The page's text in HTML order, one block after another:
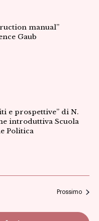
manual”
Gaub
e prospettive” di N.
introduttiva Scuola
Politica
ProssimoEventi